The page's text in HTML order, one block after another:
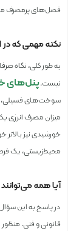
فصل‌های پرمصرف
نکته مهمی که در
به طور کلی، نگاه
نیست.پنل‌های
سوخت‌های فسیلی،
میزان مصرف انرژی
خورشیدی نیز بالاتر
محیط‌زیستی، یک
آیا همه
در پاسخ به این
قانونی و فنی.